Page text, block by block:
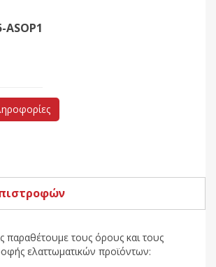
ASOP1
τους όρους και τους
ελαττωματικών προϊόντων: